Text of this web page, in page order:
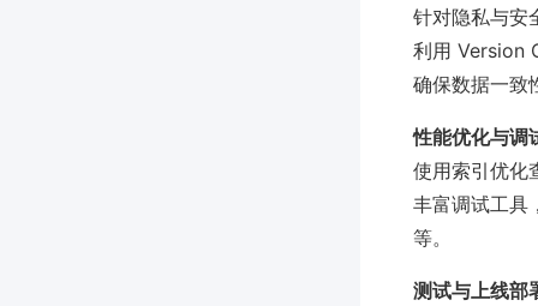
针对隐私与安
利用 Version
确保数据一致
性能优化与调
使用索引优化
丰富调试工
等。
测试与上线部